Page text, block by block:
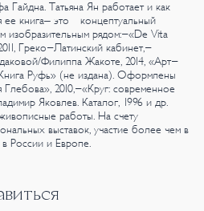
Гайдна. Татьяна Ян работает и как
ее книга– это концептуальный
изобразительным рядом:-«De Vita
Греко-Латинский кабинет,-
Филиппа Жакоте, 2014, «Арт-
Руфь» (не издана). Оформлены
2010,-«Круг: современное
Яковлев. Каталог, 1996 и др.
работы. На счету
выставок, участие более чем в
России и Европе.